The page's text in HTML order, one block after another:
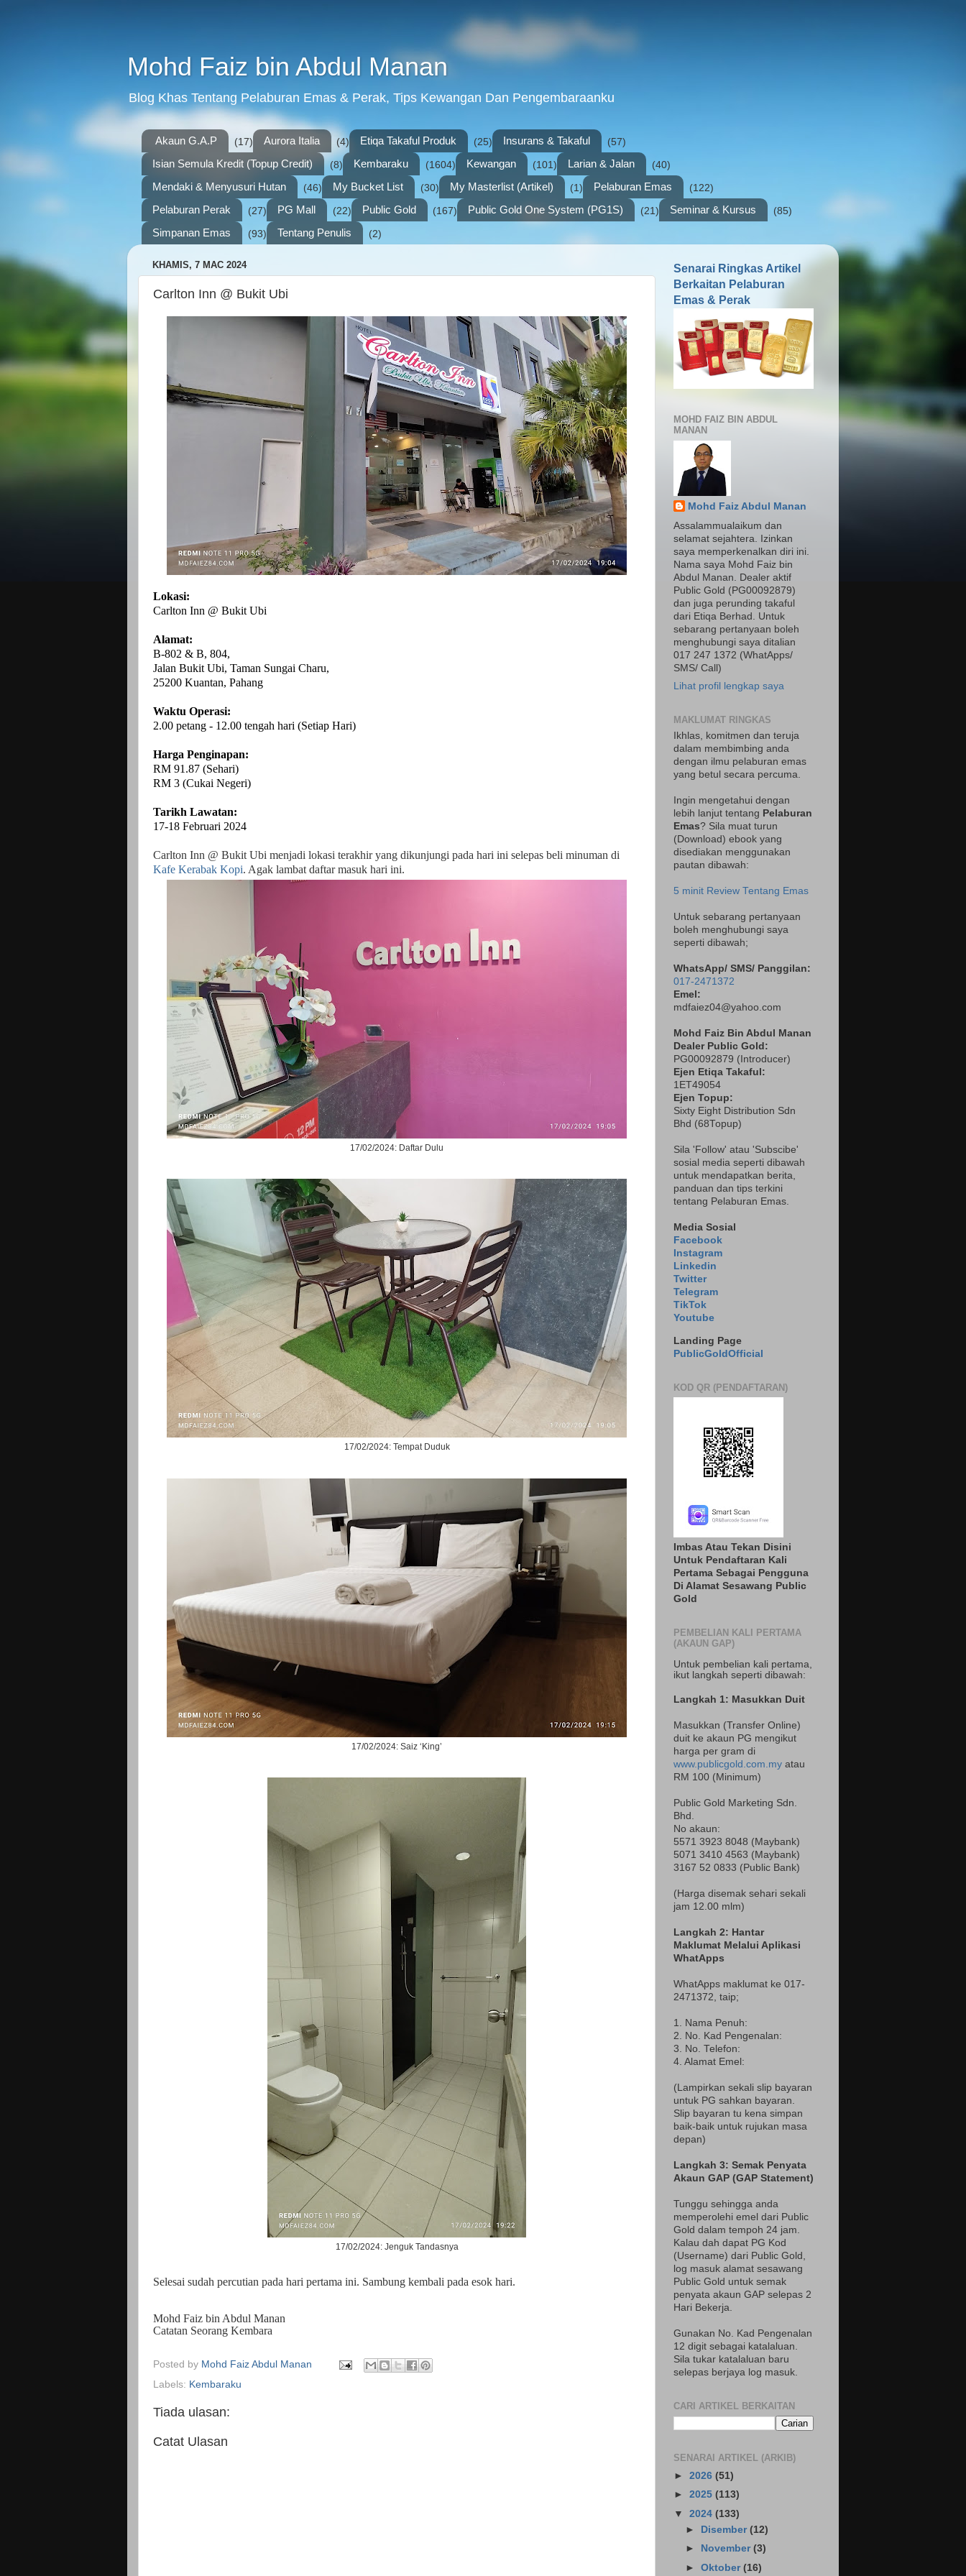
Mohd Faiz bin Abdul Manan
Blog Khas Tentang Pelaburan Emas & Perak, Tips Kewangan Dan Pengembaraanku
Akaun G.A.P (17) Aurora Italia (4) Etiqa Takaful Produk (25) Insurans & Takaful (57)
Isian Semula Kredit (Topup Credit) (8) Kembaraku (1604) Kewangan (101) Larian & Jalan (40)
Mendaki & Menyusuri Hutan (46) My Bucket List (30) My Masterlist (Artikel) (1) Pelaburan Emas (122)
Pelaburan Perak (27) PG Mall (22) Public Gold (167) Public Gold One System (PG1S) (21) Seminar & Kursus (85)
Simpanan Emas (93) Tentang Penulis (2)
KHAMIS, 7 MAC 2024
Carlton Inn @ Bukit Ubi
Lokasi:
Carlton Inn @ Bukit Ubi
Alamat:
B-802 & B, 804,
Jalan Bukit Ubi, Taman Sungai Charu,
25200 Kuantan, Pahang
Waktu Operasi:
2.00 petang - 12.00 tengah hari (Setiap Hari)
Harga Penginapan:
RM 91.87 (Sehari)
RM 3 (Cukai Negeri)
Tarikh Lawatan:
17-18 Februari 2024
Carlton Inn @ Bukit Ubi menjadi lokasi terakhir yang dikunjungi pada hari ini selepas beli minuman di
Kafe Kerabak Kopi. Agak lambat daftar masuk hari ini.
17/02/2024: Daftar Dulu
17/02/2024: Tempat Duduk
17/02/2024: Saiz ‘King’
17/02/2024: Jenguk Tandasnya
Selesai sudah percutian pada hari pertama ini. Sambung kembali pada esok hari.
Mohd Faiz bin Abdul Manan
Catatan Seorang Kembara
Posted by Mohd Faiz Abdul Manan
Labels: Kembaraku
Tiada ulasan:
Catat Ulasan
Senarai Ringkas Artikel
Berkaitan Pelaburan
Emas & Perak
MOHD FAIZ BIN ABDUL
MANAN
Mohd Faiz Abdul Manan
Assalammualaikum dan
selamat sejahtera. Izinkan
saya memperkenalkan diri ini.
Nama saya Mohd Faiz bin
Abdul Manan. Dealer aktif
Public Gold (PG00092879)
dan juga perunding takaful
dari Etiqa Berhad. Untuk
sebarang pertanyaan boleh
menghubungi saya ditalian
017 247 1372 (WhatApps/
SMS/ Call)
Lihat profil lengkap saya
MAKLUMAT RINGKAS
Ikhlas, komitmen dan teruja
dalam membimbing anda
dengan ilmu pelaburan emas
yang betul secara percuma.
Ingin mengetahui dengan
lebih lanjut tentang Pelaburan
Emas? Sila muat turun
(Download) ebook yang
disediakan menggunakan
pautan dibawah:
5 minit Review Tentang Emas
Untuk sebarang pertanyaan
boleh menghubungi saya
seperti dibawah;
WhatsApp/ SMS/ Panggilan:
017-2471372
Emel:
mdfaiez04@yahoo.com
Mohd Faiz Bin Abdul Manan
Dealer Public Gold:
PG00092879 ( Introducer)
Ejen Etiqa Takaful:
1ET49054
Ejen Topup:
Sixty Eight Distribution Sdn
Bhd (68Topup)
Sila 'Follow' atau 'Subscibe'
sosial media seperti dibawah
untuk mendapatkan berita,
panduan dan tips terkini
tentang Pelaburan Emas.
Media Sosial
Facebook
Instagram
Linkedin
Twitter
Telegram
TikTok
Youtube
Landing Page
PublicGoldOfficial
KOD QR (PENDAFTARAN)
Imbas Atau Tekan Disini
Untuk Pendaftaran Kali
Pertama Sebagai Pengguna
Di Alamat Sesawang Public
Gold
PEMBELIAN KALI PERTAMA
(AKAUN GAP)
Untuk pembelian kali pertama,
ikut langkah seperti dibawah:
Langkah 1: Masukkan Duit
Masukkan (Transfer Online)
duit ke akaun PG mengikut
harga per gram di
www.publicgold.com.my atau
RM 100 (Minimum)
Public Gold Marketing Sdn.
Bhd.
No akaun:
5571 3923 8048 (Maybank)
5071 3410 4563 (Maybank)
3167 52 0833 (Public Bank)
(Harga disemak sehari sekali
jam 12.00 mlm)
Langkah 2: Hantar
Maklumat Melalui Aplikasi
WhatApps
WhatApps maklumat ke 017-
2471372 , taip;
1. Nama Penuh:
2. No. Kad Pengenalan:
3. No. Telefon:
4. Alamat Emel:
(Lampirkan sekali slip bayaran
untuk PG sahkan bayaran.
Slip bayaran tu kena simpan
baik-baik untuk rujukan masa
depan)
Langkah 3: Semak Penyata
Akaun GAP (GAP Statement)
Tunggu sehingga anda
memperolehi emel dari Public
Gold dalam tempoh 24 jam.
Kalau dah dapat PG Kod
(Username) dari Public Gold,
log masuk alamat sesawang
Public Gold untuk semak
penyata akaun GAP selepas 2
Hari Bekerja.
Gunakan No. Kad Pengenalan
12 digit sebagai katalaluan.
Sila tukar katalaluan baru
selepas berjaya log masuk.
CARI ARTIKEL BERKAITAN
SENARAI ARTIKEL (ARKIB)
► 2026 (51)
► 2025 (113)
▼ 2024 (133)
►
Disember(12)
►
November(3)
►Oktober(16)